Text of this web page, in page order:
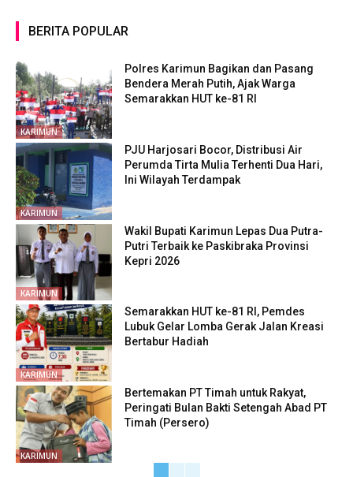
BERITA POPULAR
KARIMUN
Polres Karimun Bagikan dan Pasang
Bendera Merah Putih, Ajak Warga
Semarakkan HUT ke-81 RI
KARIMUN
PJU Harjosari Bocor, Distribusi Air
Perumda Tirta Mulia Terhenti Dua Hari,
Ini Wilayah Terdampak
KARIMUN
Wakil Bupati Karimun Lepas Dua Putra-
Putri Terbaik ke Paskibraka Provinsi
Kepri 2026
KARIMUN
Semarakkan HUT ke-81 RI, Pemdes
Lubuk Gelar Lomba Gerak Jalan Kreasi
Bertabur Hadiah
KARIMUN
Bertemakan PT Timah untuk Rakyat,
Peringati Bulan Bakti Setengah Abad PT
Timah (Persero)